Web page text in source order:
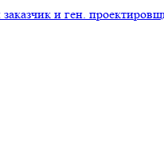
и ген.